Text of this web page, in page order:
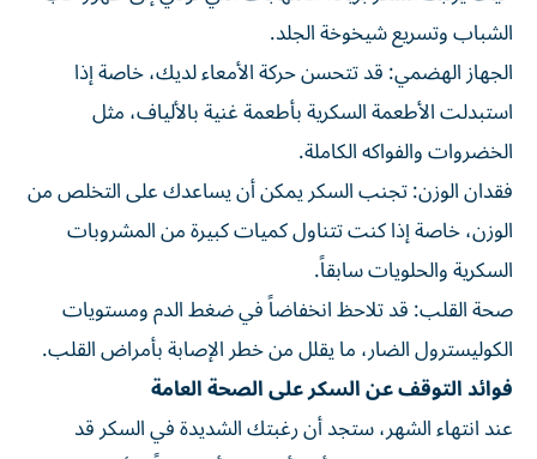
الشباب وتسريع شيخوخة الجلد.
الجهاز الهضمي: قد تتحسن حركة الأمعاء لديك، خاصة إذا
استبدلت الأطعمة السكرية بأطعمة غنية بالألياف، مثل
الخضروات والفواكه الكاملة.
فقدان الوزن: تجنب السكر يمكن أن يساعدك على التخلص من
الوزن، خاصة إذا كنت تتناول كميات كبيرة من المشروبات
السكرية والحلويات سابقاً.
صحة القلب: قد تلاحظ انخفاضاً في ضغط الدم ومستويات
الكوليسترول الضار، ما يقلل من خطر الإصابة بأمراض القلب.
فوائد التوقف عن السكر على الصحة العامة
عند انتهاء الشهر، ستجد أن رغبتك الشديدة في السكر قد